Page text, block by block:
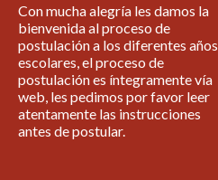
Con mucha alegría les damos la
bienvenida al proceso de
postulación a los diferentes años
escolares, el proceso de
postulación es íntegramente vía
web, les pedimos por favor leer
atentamente las instrucciones
antes de postular.